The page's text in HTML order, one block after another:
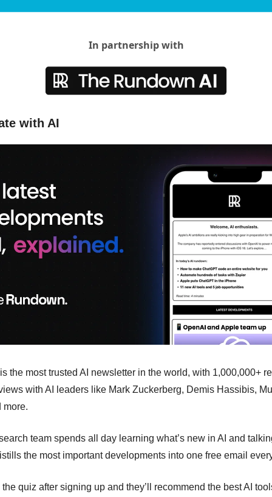
In partnership with
with AI
the most trusted AI newsletter in the world, with 1,000,000+
with AI leaders like Mark Zuckerberg, Demis Hassibis,
more.
team spends all day learning what’s new in AI and
the most important developments into one free email
quiz after signing up and they’ll recommend the best AI